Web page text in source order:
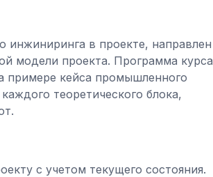
инжиниринга в проекте, направлен
модели проекта. Программа курса
примере кейса промышленного
теоретического блока,
с учетом текущего состояния.